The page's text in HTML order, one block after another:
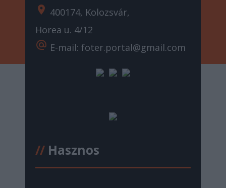
location_on 400174, Kolozsvár,
Horea u. 4/12
alternate_email E-mail: foter.portal@gmail.com
//Hasznos